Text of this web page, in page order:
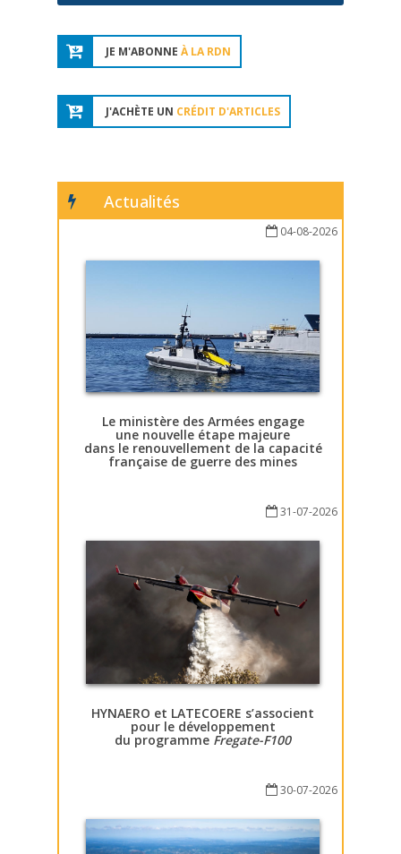
JE M'ABONNE À LA RDN
J'ACHÈTE UN CRÉDIT D'ARTICLES
Actualités
04-08-2026
Le ministère des Armées engage
une nouvelle étape majeure
dans le renouvellement de la capacité
française de guerre des mines
31-07-2026
HYNAERO et LATECOERE s’associent
pour le développement
du programme Fregate-F100
30-07-2026